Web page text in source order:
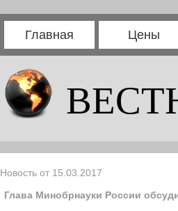
Главная Цены
Новость от 15.03.2017
Глава Минобрнауки России